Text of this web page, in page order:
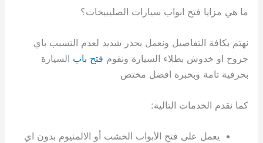
ما هي مزايا فتح ابواب سيارات الصليبيخات؟
نهتم بكافة التفاصيل ونعمل بحذر شديد لعدم التسبب باي
جروح او خدوش بطلاء السيارة ونقوم فتح باب السيارة
بحرفية تامة وبخبرة افضل مختص
كما نقدم الخدمات التالية:
يعمل على فتح الأبواب الخشب أو الالمنيوم بدون اي